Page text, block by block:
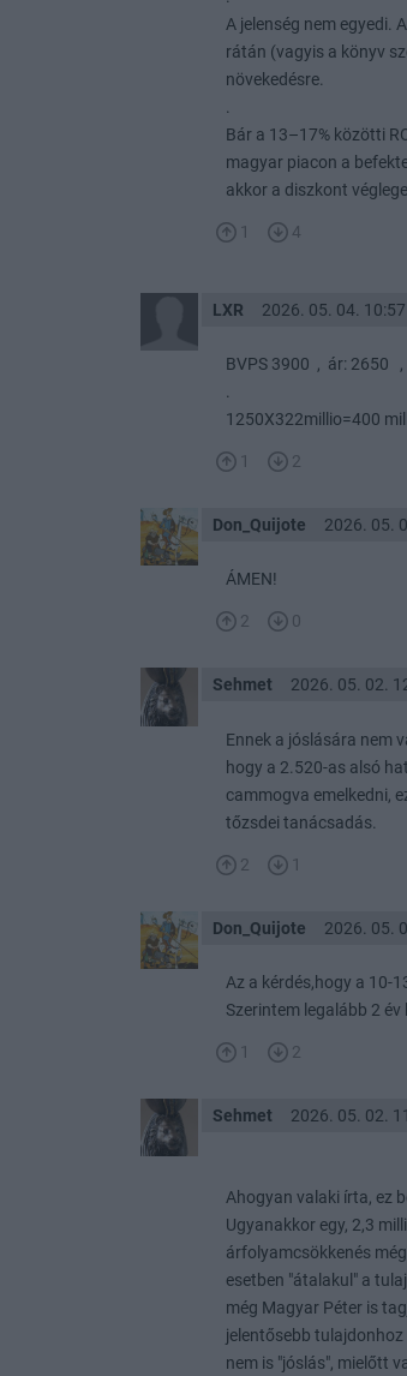
A jelenség nem egyedi.
rátán (vagyis a könyv
növekedésre.
.
Bár a 13–17% közötti
magyar piacon a
akkor a diszkont
1 4
LXR 2026. 05. 04. 10:57
BVPS 3900 , ár: 2650
.
1250X322millio=400
1 2
Don_Quijote 2026. 05.
ÁMEN!
2 0
Sehmet 2026. 05. 02.
Ennek a jóslására nem
hogy a 2.520-as alsó
cammogva emelkedni,
tőzsdei tanácsadás.
2 1
Don_Quijote 2026. 05.
Az a kérdés,hogy a 10-
Szerintem legalább 2
1 2
Sehmet 2026. 05. 02.
Ahogyan valaki írta, ez
Ugyanakkor egy, 2,3
árfolyamcsökkenés
esetben "átalakul" a
még Magyar Péter is
jelentősebb
nem is "jóslás", mielőtt